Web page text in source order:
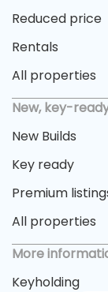
Reduced price
Rentals
All properties
New, key-
New Builds
Key ready
Premium
All properties
More
Keyholding